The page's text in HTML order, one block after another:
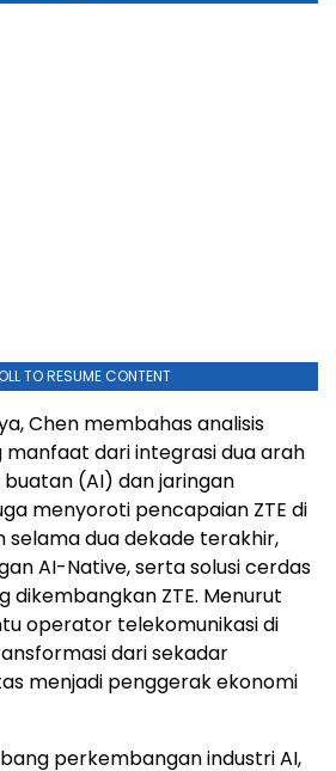
TO RESUME CONTENT
Chen membahas analisis
dari integrasi dua arah
(AI) dan jaringan
menyoroti pencapaian ZTE di
selama dua dekade terakhir,
AI-Native, serta solusi cerdas
dikembangkan ZTE. Menurut
operator telekomunikasi di
dari sekadar
menjadi penggerak ekonomi
perkembangan industri AI,